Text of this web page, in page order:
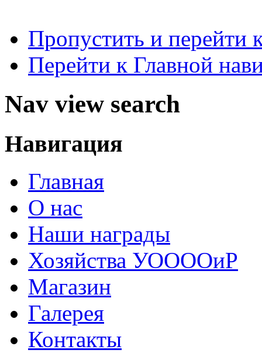
Пропустить и перейти
Перейти к Главной
Nav view search
Навигация
Главная
О нас
Наши награды
Хозяйства УООООиР
Магазин
Галерея
Контакты